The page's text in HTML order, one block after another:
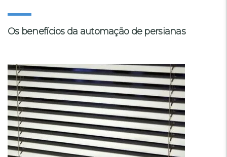
Os benefícios da automação de persianas